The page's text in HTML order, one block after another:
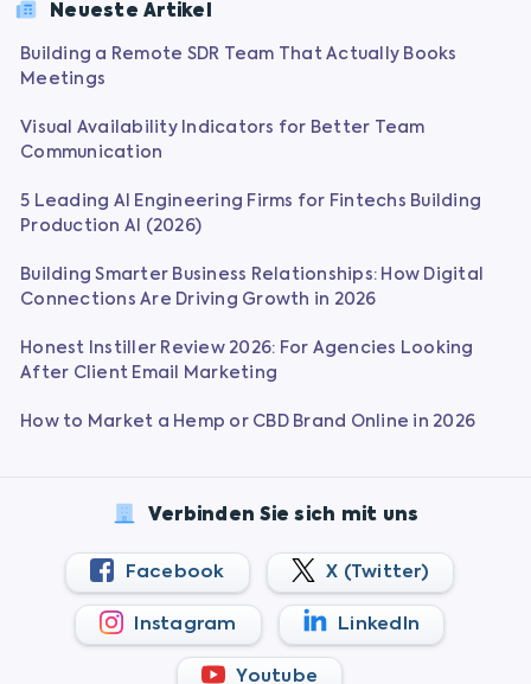
Neueste Artikel
Building a Remote SDR Team That Actually Books
Meetings
Visual Availability Indicators for Better Team
Communication
5 Leading AI Engineering Firms for Fintechs Building
Production AI (2026)
Building Smarter Business Relationships: How Digital
Connections Are Driving Growth in 2026
Honest Instiller Review 2026: For Agencies Looking
After Client Email Marketing
How to Market a Hemp or CBD Brand Online in 2026
Verbinden Sie sich mit uns
Facebook X (Twitter)
Instagram LinkedIn
Youtube